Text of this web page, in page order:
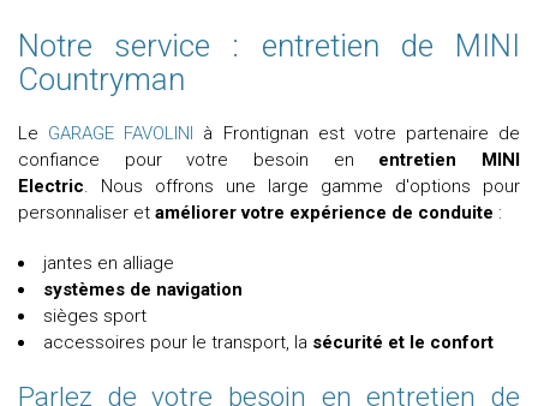
Notre service : entretien de MINI
Countryman
Le GARAGE FAVOLINI à Frontignan est votre partenaire de
confiance pour votre besoin en entretien MINI
Electric. Nous offrons une large gamme d'options pour
personnaliser et améliorer votre expérience de conduite :
jantes en alliage
systèmes de navigation
sièges sport
accessoires pour le transport, la sécurité et le confort
Parlez de votre besoin en entretien de